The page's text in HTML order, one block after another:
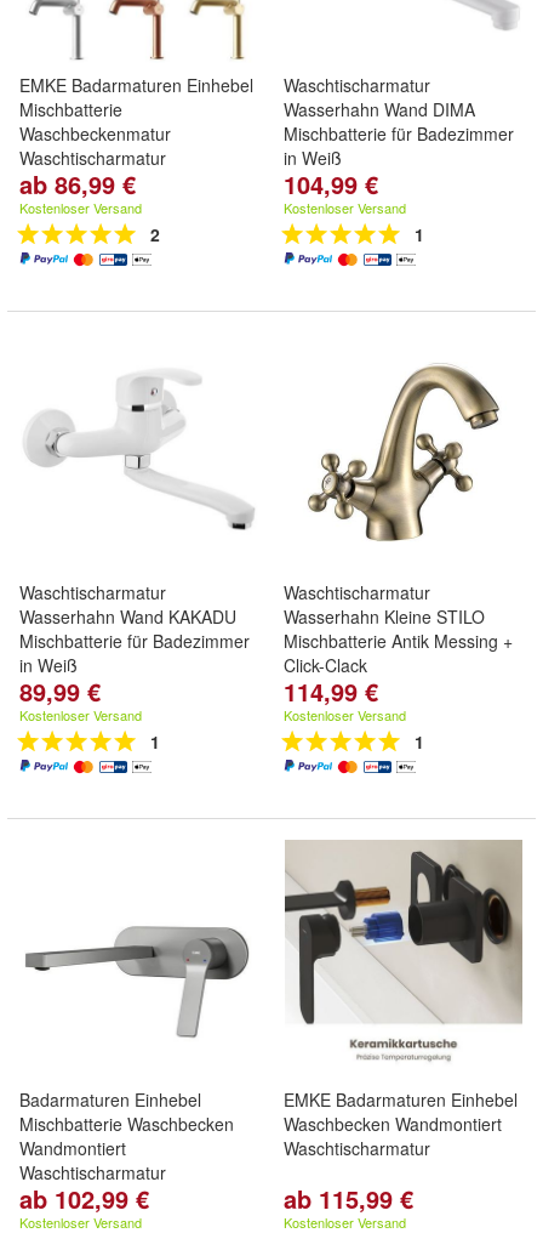
EMKE Badarmaturen Einhebel
Mischbatterie
Waschbeckenmatur
Waschtischarmatur
ab 86,99 €
Kostenloser Versand
2
Waschtischarmatur
Wasserhahn Wand DIMA
Mischbatterie für Badezimmer
in Weiß
104,99 €
Kostenloser Versand
1
Waschtischarmatur
Wasserhahn Wand KAKADU
Mischbatterie für Badezimmer
in Weiß
89,99 €
Kostenloser Versand
1
Waschtischarmatur
Wasserhahn Kleine STILO
Mischbatterie Antik Messing +
Click-Clack
114,99 €
Kostenloser Versand
1
Badarmaturen Einhebel
Mischbatterie Waschbecken
Wandmontiert
Waschtischarmatur
ab 102,99 €
Kostenloser Versand
EMKE Badarmaturen Einhebel
Waschbecken Wandmontiert
Waschtischarmatur
ab 115,99 €
Kostenloser Versand